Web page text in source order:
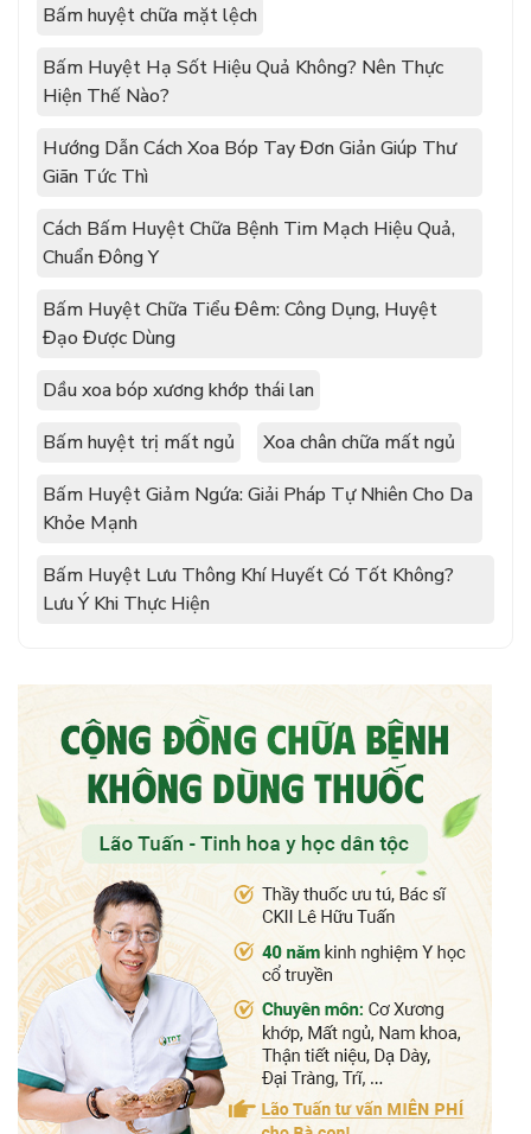
Bấm huyệt chữa mặt lệch
Bấm Huyệt Hạ Sốt Hiệu Quả Không? Nên Thực
Hiện Thế Nào?
Hướng Dẫn Cách Xoa Bóp Tay Đơn Giản Giúp Thư
Giãn Tức Thì
Cách Bấm Huyệt Chữa Bệnh Tim Mạch Hiệu Quả,
Chuẩn Đông Y
Bấm Huyệt Chữa Tiểu Đêm: Công Dụng, Huyệt
Đạo Được Dùng
Dầu xoa bóp xương khớp thái lan
Bấm huyệt trị mất ngủ
Xoa chân chữa mất ngủ
Bấm Huyệt Giảm Ngứa: Giải Pháp Tự Nhiên Cho Da
Khỏe Mạnh
Bấm Huyệt Lưu Thông Khí Huyết Có Tốt Không?
Lưu Ý Khi Thực Hiện